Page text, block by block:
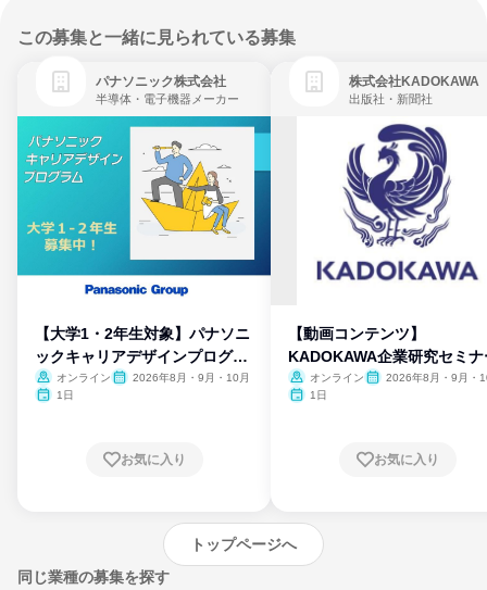
この募集と一緒に見られている募集
パナソニック株式会社
半導体・電子機器メーカー
【大学1・2年生対象】パナソニ
ックキャリアデザインプログラ
ム
オンライン
2026年8月・9月・10月
1日
お気に入り
株式会社KADOKAWA
出版社・新聞社
【動画コンテンツ】
KADOKAWA企業研究セミナ
オンライン
2026年8月・9月・
1日
お気に入り
トップページへ
同じ業種の募集を探す